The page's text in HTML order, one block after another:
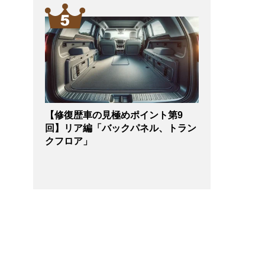
【修復歴車の見極めポイント第9
回】リア編「バックパネル、トラン
クフロア」